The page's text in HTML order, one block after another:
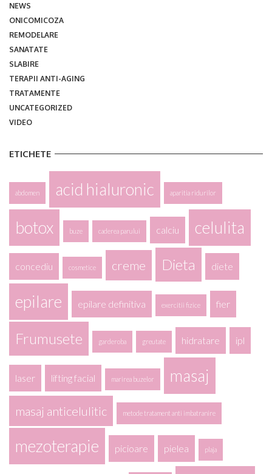
NEWS
ONICOMICOZA
REMODELARE
SANATATE
SLABIRE
TERAPII ANTI-AGING
TRATAMENTE
UNCATEGORIZED
VIDEO
ETICHETE
abdomen acid hialuronic aparitia ridurilor
botox buze caderea parului calciu celulita
concediu cosmetice creme Dieta diete
epilare epilare definitiva exercitii fizice fier
Frumusete garderoba greutate hidratare ipl
laser lifting facial marirea buzelor masaj
masaj anticelulitic metode tratament anti imbatranire
mezoterapie picioare pielea plaja